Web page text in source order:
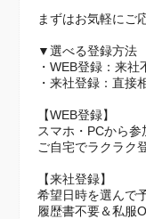
まずはお気軽にご
▼選べる登録方法
・WEB登録：来社
・来社登録：直接
【WEB登録】
スマホ・PCから参
ご自宅でラクラク
【来社登録】
希望日時を選んで
履歴書不要＆私服